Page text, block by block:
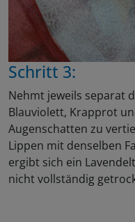
Schritt 3:
Nehmt jeweils separat
Blauviolett, Krapprot
Augenschatten zu
Lippen mit denselben
ergibt sich ein
nicht vollständig